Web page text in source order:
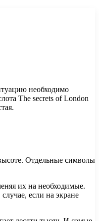
необходимо
The secrets of London
Отдельные символы
их на необходимые.
если на экране